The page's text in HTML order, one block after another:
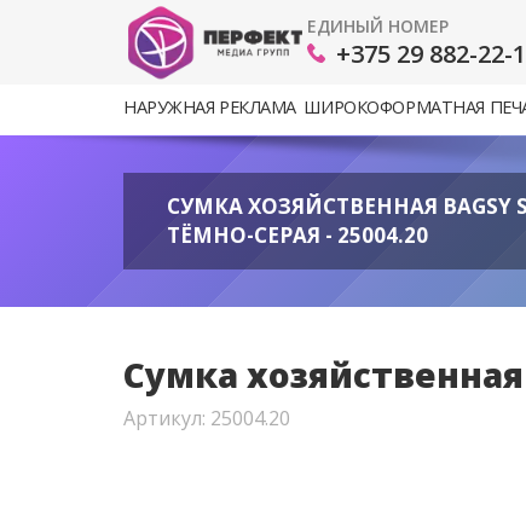
ЕДИНЫЙ НОМЕР
+375 29 882-22-
НАРУЖНАЯ РЕКЛАМА ШИРОКОФОРМАТНАЯ
CУМКА ХОЗЯЙСТВЕННАЯ BAGSY
ТЁМНО-СЕРАЯ - 25004.20
Cумка
Артикул: 25004.20